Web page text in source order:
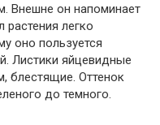
Внешне он напоминает
растения легко
оно пользуется
Листики яйцевидные
блестящие. Оттенок
до темного.